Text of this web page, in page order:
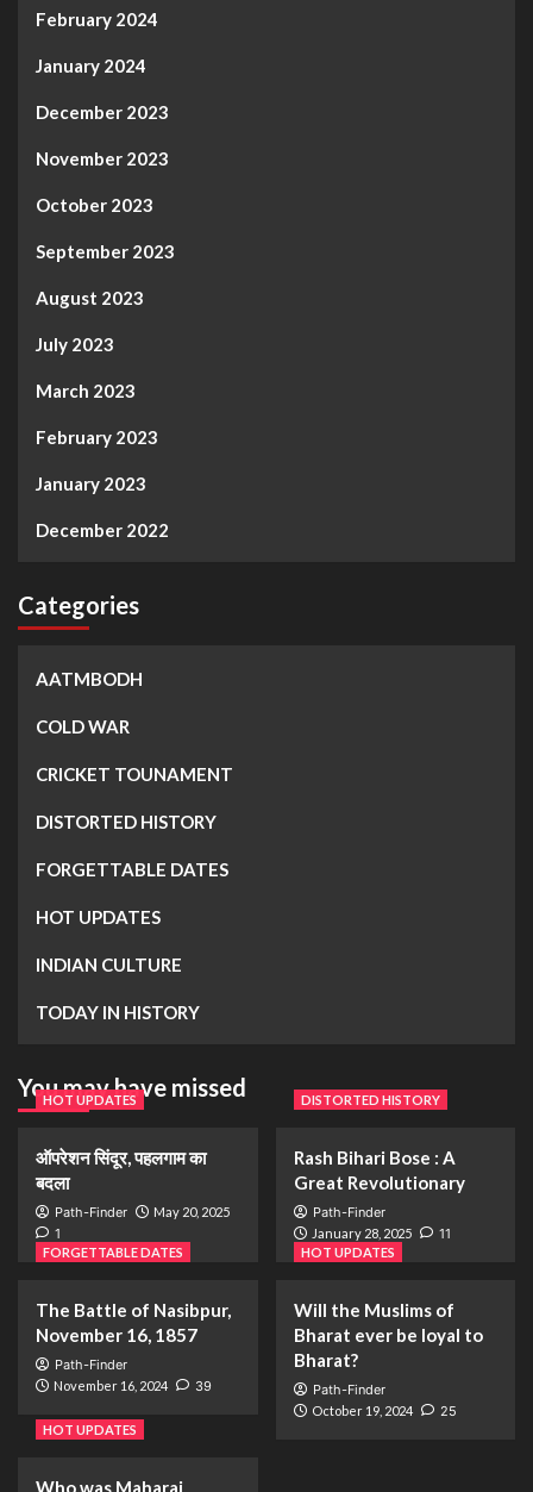
February 2024
January 2024
December 2023
November 2023
October 2023
September 2023
August 2023
July 2023
March 2023
February 2023
January 2023
December 2022
Categories
AATMBODH
COLD WAR
CRICKET TOUNAMENT
DISTORTED HISTORY
FORGETTABLE DATES
HOT UPDATES
INDIAN CULTURE
TODAY IN HISTORY
You may have missed
HOT UPDATES
ऑपरेशन सिंदूर, पहलगाम का
बदला
Path-Finder May 20, 2025
1
DISTORTED HISTORY
Rash Bihari Bose : A
Great Revolutionary
Path-Finder
January 28, 2025 11
FORGETTABLE DATES
The Battle of Nasibpur,
November 16, 1857
Path-Finder
November 16, 2024 39
HOT UPDATES
Will the Muslims of
Bharat ever be loyal to
Bharat?
Path-Finder
October 19, 2024 25
HOT UPDATES
Who was Maharaj